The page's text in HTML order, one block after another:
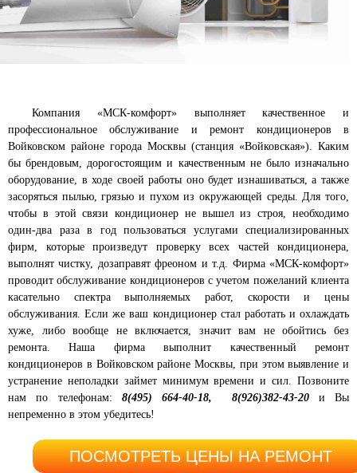
Компания «МСК-комфорт» выполняет качественное и
профессиональное обслуживание и ремонт кондиционеров в
Войковском районе города Москвы (станция «Войковская»). Каким
бы брендовым, дорогостоящим и качественным не было изначально
оборудование, в ходе своей работы оно будет изнашиваться, а также
засоряться пылью, грязью и пухом из окружающей среды. Для того,
чтобы в этой связи кондиционер не вышел из строя, необходимо
один-два раза в год пользоваться услугами специализированных
фирм, которые произведут проверку всех частей кондиционера,
выполнят чистку, дозаправят фреоном и т.д. Фирма «МСК-комфорт»
проводит обслуживание кондиционеров с учетом пожеланий клиента
касательно спектра выполняемых работ, скорости и цены
обслуживания. Если же ваш кондиционер стал работать и охлаждать
хуже, либо вообще не включается, значит вам не обойтись без
ремонта. Наша фирма выполнит качественный ремонт
кондиционеров в Войковском районе Москвы, при этом выявление и
устранение неполадки займет минимум времени и сил. Позвоните
нам по телефонам: 8(495) 664-40-18, 8(926)382-43-20и Вы
непременно в этом убедитесь!
ПОСМОТРЕТЬ ЦЕНЫ НА РЕМОНТ